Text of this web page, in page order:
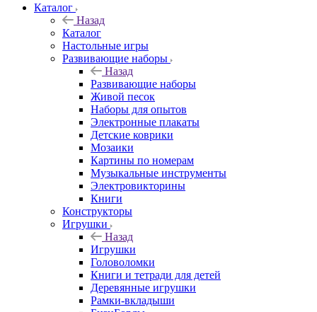
Каталог
Назад
Каталог
Настольные игры
Развивающие наборы
Назад
Развивающие наборы
Живой песок
Наборы для опытов
Электронные плакаты
Детские коврики
Мозаики
Картины по номерам
Музыкальные инструменты
Электровикторины
Книги
Конструкторы
Игрушки
Назад
Игрушки
Головоломки
Книги и тетради для детей
Деревянные игрушки
Рамки-вкладыши